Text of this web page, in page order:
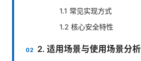
1.1 常见实现方式
1.2 核心安全特性
2. 适用场景与使用场景分析